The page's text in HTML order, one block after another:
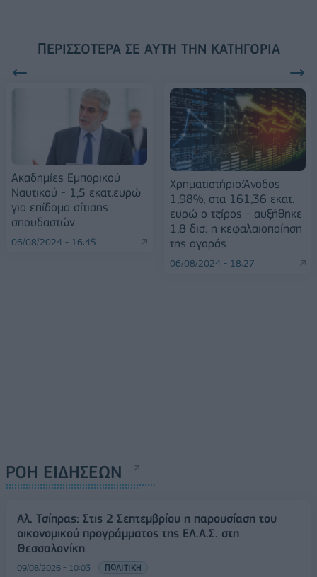
ΠΕΡΙΣΣΌΤΕΡΑ ΣΕ ΑΥΤΉ ΤΗΝ ΚΑΤΗΓΟΡΊΑ
Ακαδημίες Εμπορικού
Ναυτικού - 1,5 εκατ.ευρώ
για επίδομα σίτισης
σπουδαστών
06/08/2024 - 16:45
Χρηματιστήριο:Άνοδος
1,98%, στα 161,36 εκατ.
ευρώ ο τζίρος - αυξήθηκε
1,8 δισ. η κεφαλαιοποίηση
της αγοράς
06/08/2024 - 18:27
ΡΟΗ ΕΙΔΗΣΕΩΝ
Αλ. Τσίπρας: Στις 2 Σεπτεμβρίου η παρουσίαση του
οικονομικού προγράμματος της ΕΛ.Α.Σ. στη
Θεσσαλονίκη
09/08/2026 - 10:03 ΠΟΛΙΤΙΚΗ